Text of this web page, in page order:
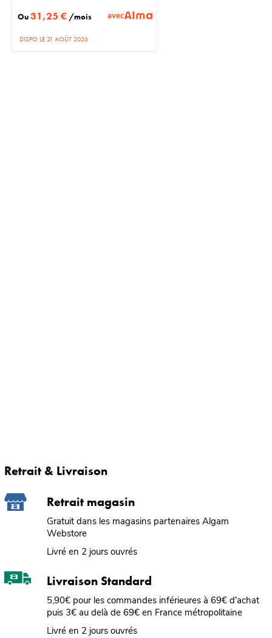
Ou31,25 € /mois avec
DISPO LE 21 AOÛT 2026
Retrait & Livraison
Retrait magasin
Gratuit dans les magasins partenaires Algam
Webstore
Livré en 2 jours ouvrés
Livraison Standard
5,90€ pour les commandes inférieures à 69€ d'achat
puis 3€ au delà de 69€ en France métropolitaine
Livré en 2 jours ouvrés